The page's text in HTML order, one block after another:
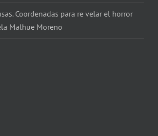
Coordenadas para re velar el horror
Malhue Moreno